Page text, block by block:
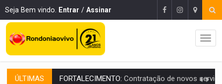
Seja Bem vindo. Entrar / Assinar
ÚLTIMAS URGENTE:Condutor de carro avança cruzamento e deixa